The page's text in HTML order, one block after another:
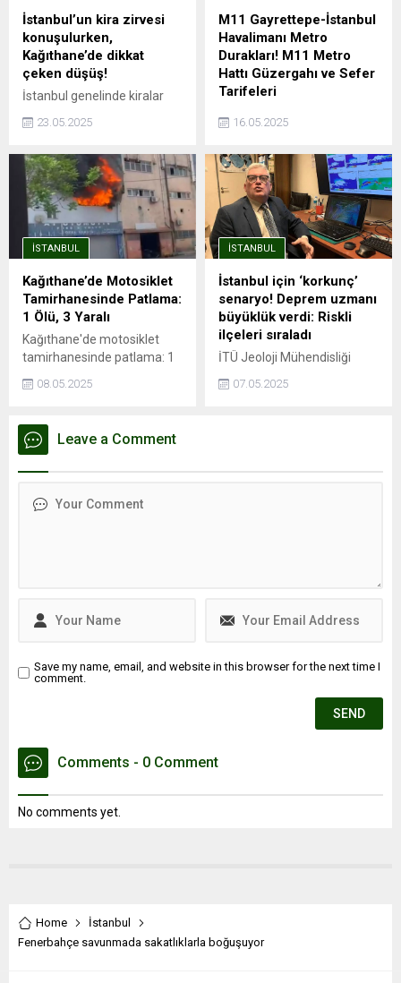
İstanbul’un kira zirvesi
konuşulurken,
Kağıthane’de dikkat
çeken düşüş!
İstanbul genelinde kiralar
Sarıyer, Beşiktaş ve Kadıköy
90 bin TL’yi aşmış durumda.
Endeksa verilerine göre,
İstanbul’da kira fiyatları bir
önceki yıla göre %41,49
artarak ortalama 26.490
TL’ye yükseldi. Ancak bu
genel artış trendinin aksine,
Kağıthane kiralık ve satılık
konut değer artışında
İstanbul’un en...
23.05.2025
M11 Gayrettepe-İstanbul
Havalimanı Metro
Durakları! M11 Metro
Hattı Güzergahı ve Sefer
Tarifeleri
yanına hızlı ve güvenli
metro hatları, aynı zamanda
trafik sorununa da büyük
ölçüde çözüm oluyor.
Avrupa Yakası'nda önemli
aktarma istasyonları ile
entegrasyonu olan ve
İstanbul Havalimanı'na ...
16.05.2025
İSTANBUL
Kağıthane’de Motosiklet
Tamirhanesinde Patlama:
1 Ölü, 3 Yaralı
Kağıthane'de motosiklet
tamirhanesinde patlama: 1
ölü, 3 yaralıPatlama
esnasında depoda mahsur
kaybettiİSTANBUL - İstanbul
Kağıthane'de motosiklet
meydana geldiği iddia edildi.
08.05.2025
İSTANBUL
İstanbul için ‘korkunç’
senaryo! Deprem uzmanı
büyüklük verdi: Riskli
ilçeleri sıraladı
İTÜ Jeoloji Mühendisliği
öğretim üyesi Prof. Dr. Cenk
Yaltırak, İstanbul’da
07.05.2025
Leave a Comment
Save my name, email, and website in this browser for the next time I
comment.
Comments - 0 Comment
No comments yet.
Home
İstanbul
Fenerbahçe savunmada sakatlıklarla boğuşuyor